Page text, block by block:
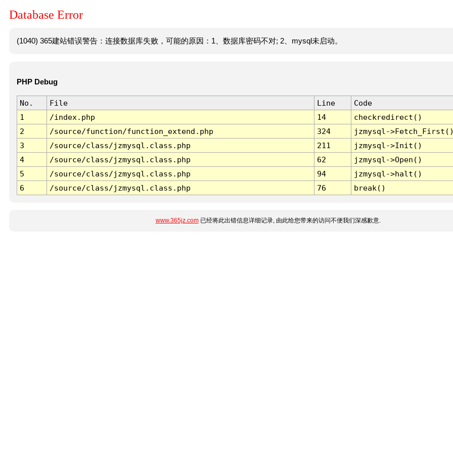
Database Error
(1040) 365建站错误警告：连接数据库失败，可能的原因：1、数据库密码不对; 2、mysql未启动。
PHP Debug
No. File Line
Code
1
/index.php 14
checkredirect()
2
/source/function/function_extend.php 324
jzmysql-
3
/source/class/jzmysql.class.php 211
jzmysql->Init()
4
/source/class/jzmysql.class.php 62
jzmysql->Open()
5
/source/class/jzmysql.class.php 94
jzmysql->halt()
6
/source/class/jzmysql.class.php 76 break()
www.365jz.com已经将此出错信息详细记录, 由此给您带来的访问不便我们深感歉意.